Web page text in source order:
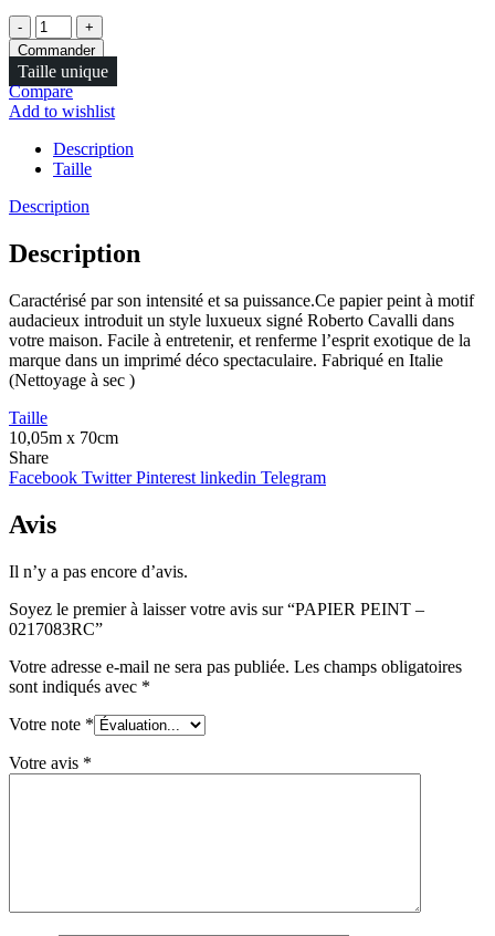
Quantité
Commander
Taille unique
Compare
Add to wishlist
Description
Taille
Description
Description
Caractérisé par son intensité et sa puissance.Ce papier peint à motif
audacieux introduit un style luxueux signé Roberto Cavalli dans
votre maison. Facile à entretenir, et renferme l’esprit exotique de la
marque dans un imprimé déco spectaculaire. Fabriqué en Italie
(Nettoyage à sec )
Taille
10,05m x 70cm
Share
Facebook Twitter Pinterest linkedin Telegram
Avis
Il n’y a pas encore d’avis.
Soyez le premier à laisser votre avis sur “PAPIER PEINT –
0217083RC”
Votre adresse e-mail ne sera pas publiée. Les champs obligatoires
sont indiqués avec *
Votre note *
Votre avis *